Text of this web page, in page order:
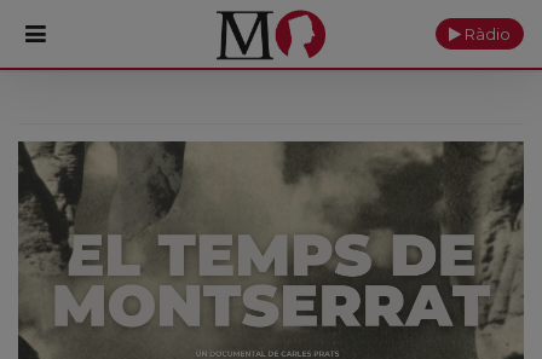
Monasterio
Cultura
Actualidad
Ràdio